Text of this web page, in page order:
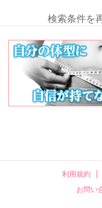
検索条件を
利用規約
お問い